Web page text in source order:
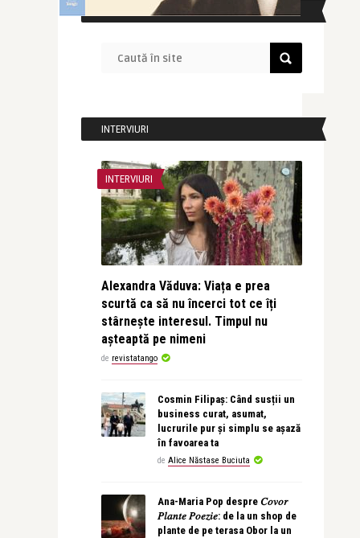
CAUTĂ ÎN SITE
INTERVIURI
INTERVIURI
Alexandra Văduva: Viața e prea
scurtă ca să nu încerci tot ce îți
stârnește interesul. Timpul nu
așteaptă pe nimeni
de revistatango
Cosmin Filipaș: Când susții un
business curat, asumat,
lucrurile pur și simplu se așază
în favoarea ta
de Alice Năstase Buciuta
Ana-Maria Pop despre 𝐶𝑜𝑣𝑜𝑟
𝑃𝑙𝑎𝑛𝑡𝑒 𝑃𝑜𝑒𝑧𝑖𝑒: de la un shop de
plante de pe terasa Obor la un